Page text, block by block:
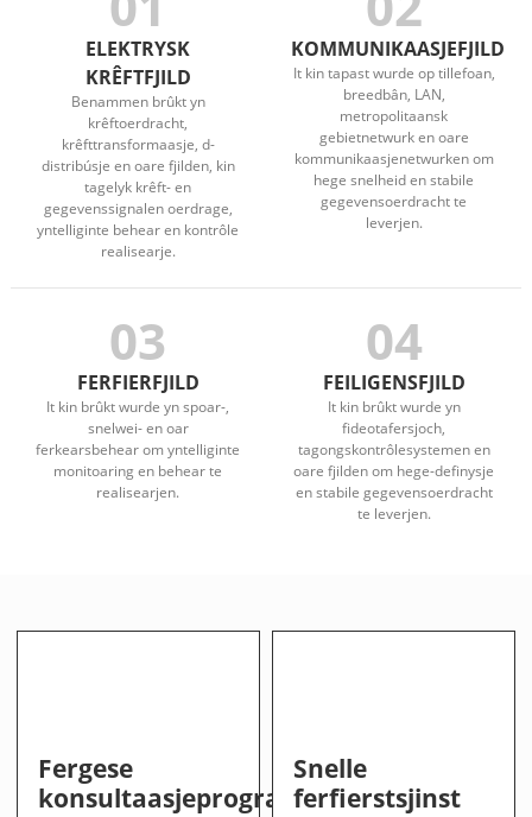
ELEKTRYSK
KRÊFTFJILD
Benammen brûkt yn
krêftoerdracht,
krêfttransformaasje, d-
distribúsje en oare fjilden, kin
tagelyk krêft- en
gegevenssignalen oerdrage,
yntelliginte behear en kontrôle
realisearje.
KOMMUNIKAASJEFJILD
It kin tapast wurde op tillefoan,
breedbân, LAN,
metropolitaansk
gebietnetwurk en oare
kommunikaasjenetwurken om
hege snelheid en stabile
gegevensoerdracht te
leverjen.
03
FERFIERFJILD
It kin brûkt wurde yn spoar-,
snelwei- en oar
ferkearsbehear om yntelliginte
monitoaring en behear te
realisearjen.
04
FEILIGENSFJILD
It kin brûkt wurde yn
fideotafersjoch,
tagongskontrôlesystemen en
oare fjilden om hege-definysje
en stabile gegevensoerdracht
te leverjen.
Fergese
konsultaasjeprogrammatsjinst
Snelle
ferfierstsjinst